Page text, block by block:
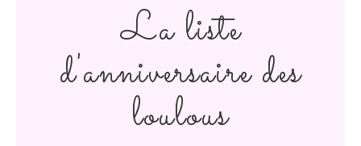
La liste
d'anniversaire des
loulous